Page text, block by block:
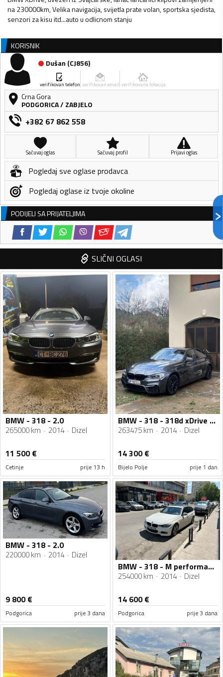
na 230000km, Velika navigacija, svijetla prate volan, sportska sjedista,
senzori za kisu itd...auto u odlicnom stanju
KORISNIK
Dušan (CJ856)
verifikovan telefon verifikovan email verifikovana lokacija
Crna Gora
PODGORICA/ ZABJELO
+382 67 862 558
Sačuvaj oglas Sačuvaj profil Prijavi oglas
Pogledaj sve oglase prodavca
Pogledaj oglase iz tvoje okoline
PODIJELI SA PRIJATELJIMA
SLIČNI OGLASI
BMW - 318 - 2.0
265000 km 2014 Dizel
11 500€
Cetinje prije 13 h
BMW - 318 - 318d xDrive Sport Line
263475 km 2014 Dizel
14 300€
Bijelo Polje prije 1 dan
BMW - 318 - 2.0
220000 km 2014 Dizel
9 800€
Podgorica prije 3 dana
BMW - 318 - M performance
254000 km 2014 Dizel
14 600€
Podgorica prije 3 dana